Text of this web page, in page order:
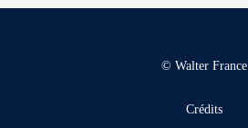
© Walter France
Crédits